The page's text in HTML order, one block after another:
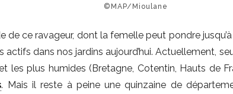
©MAP/Mioulane
de ce ravageur, dont la femelle peut pondre
actifs dans nos jardins aujourd’hui. Actuellement,
les plus humides (Bretagne, Cotentin, Hauts de
. Mais il reste à peine une quinzaine de